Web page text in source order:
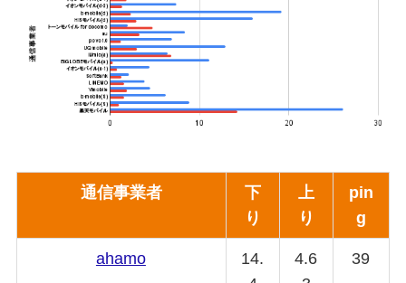
通信事業者
下
り
上
り
pin
g
ahamo
14.
4.6
39